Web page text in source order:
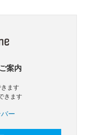
案内
ます
きます
ー